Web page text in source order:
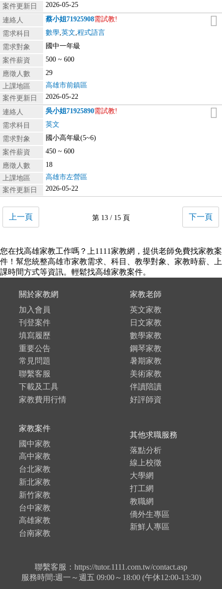
案件更新日
2026-05-25
連絡人 蔡小姐71925908需試教!
需求科目
數學,英文,程式語言
需求對象
國中一年級
案件薪資
500 ~ 600
應徵人數
29
上課地區
高雄市前鎮區
案件更新日
2026-05-22
連絡人 吳小姐71925890需試教!
需求科目
英文
需求對象
國小高年級(5~6)
案件薪資
450 ~ 600
應徵人數
18
上課地區
高雄市左營區
案件更新日
2026-05-22
上一頁 第 13 / 15 頁 下一頁
您在找高雄家教工作嗎？上1111家教網，提供老師免費找家教案
件！幫您統整高雄市家教需求、科目、教學對象、家教時薪、上
課時間方式等資訊。輕鬆找高雄家教案件。
關於家教網
加入會員
刊登案件
填寫履歷
重要公告
常見問題
聯繫客服
下載及工具
家教費用行情
家教老師
英文家教
日文家教
數學家教
鋼琴家教
暑期家教
美術家教
伴讀陪讀
好評師資
家教案件
國中家教
高中家教
台北家教
新北家教
新竹家教
台中家教
高雄家教
台南家教
其他求職服務
落點分析
線上校徵
大學網
打工網
教職網
僑外生專區
新鮮人專區
聯繫客服：https://tutor.1111.com.tw/contact.asp
服務時間:週一～週五 09:00～18:00 (午休12:00-13:30)